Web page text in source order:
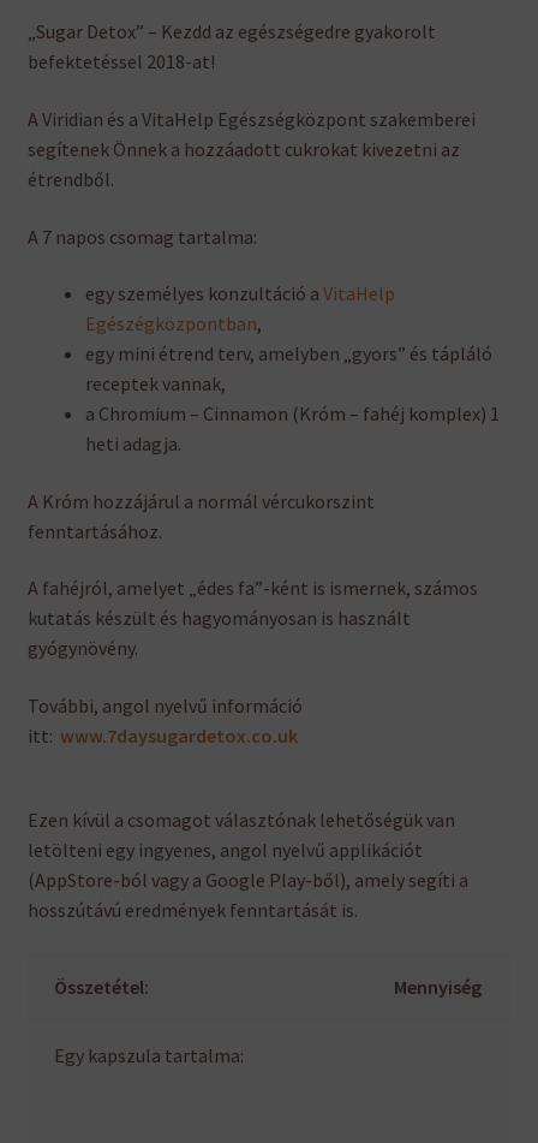
„Sugar Detox” – Kezdd az egészségedre gyakorolt
befektetéssel 2018-at!
A Viridian és a VitaHelp Egészségközpont szakemberei
segítenek Önnek a hozzáadott cukrokat kivezetni az
étrendből.
A 7 napos csomag tartalma:
egy személyes konzultáció a VitaHelp
Egészégközpontban,
egy mini étrend terv, amelyben „gyors” és tápláló
receptek vannak,
a Chromium – Cinnamon (Króm – fahéj komplex) 1
heti adagja.
A Króm hozzájárul a normál vércukorszint
fenntartásához.
A fahéjról, amelyet „édes fa”-ként is ismernek, számos
kutatás készült és hagyományosan is használt
gyógynövény.
További, angol nyelvű információ
itt: www.7daysugardetox.co.uk
Ezen kívül a csomagot választónak lehetőségük van
letölteni egy ingyenes, angol nyelvű applikációt
(AppStore-ból vagy a Google Play-ből), amely segíti a
hosszútávú eredmények fenntartását is.
Összetétel: Mennyiség
Egy kapszula tartalma: